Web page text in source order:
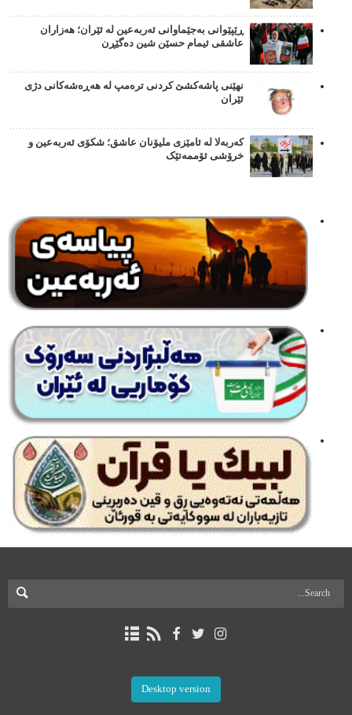
ڕێپێوانی بەجێماوانی ئەربەعین لە ئێران؛ هەزاران
عاشقی ئیمام حسێن شین دەگێڕن
نهێنی پاشەکشێ کردنی ترەمپ لە هەڕەشەکانی دژی
ئێران
کەربەلا لە ئامێزی ملیۆنان عاشق؛ شکۆی ئەربەعین و
خرۆشی ئۆممەتێک
Desktop version